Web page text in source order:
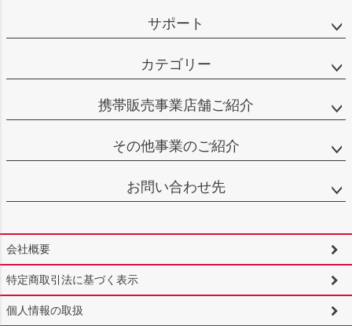
サポート
カテゴリー
携帯販売事業店舗ご紹介
その他事業のご紹介
お問い合わせ先
会社概要
特定商取引法に基づく表示
個人情報の取扱